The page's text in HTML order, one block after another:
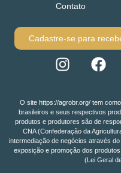
Contato
Cadastre-se para
O site https://agrobr.org/ tem
brasileiros e seus respectivos
produtos e produtores são de
CNA (Confederação da
intermediação de negócios através
exposição e promoção dos
(Lei Geral